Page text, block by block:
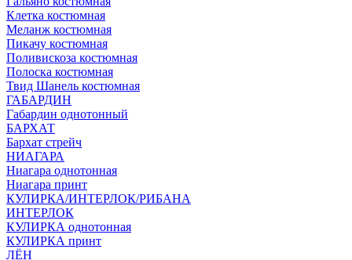
Клетка костюмная
Меланж костюмная
Пикачу костюмная
Поливискоза костюмная
Полоска костюмная
Твид Шанель костюмная
ГАБАРДИН
Габардин однотонный
БАРХАТ
Бархат стрейч
НИАГАРА
Ниагара однотонная
Ниагара принт
КУЛИРКА/ИНТЕРЛОК/РИБАНА
ИНТЕРЛОК
КУЛИРКА однотонная
КУЛИРКА принт
ЛЁН